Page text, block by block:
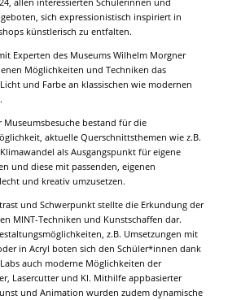
sich expressionistisch inspiriert in
künstlerisch zu entfalten.
Experten des Museums Wilhelm Morgner
Möglichkeiten und Techniken das
und Farbe an klassischen wie modernen
Museumsbesuche bestand für die
aktuelle Querschnittsthemen wie z.B.
als Ausgangspunkt für eigene
und diese mit passenden, eigenen
und kreativ umzusetzen.
und Schwerpunkt stellte die Erkundung der
MINT-Techniken und Kunstschaffen dar.
z.B. Umsetzungen mit
in Acryl boten sich den Schüler*innen dank
auch moderne Möglichkeiten der
Lasercutter und KI. Mithilfe appbasierter
und Animation wurden zudem dynamische